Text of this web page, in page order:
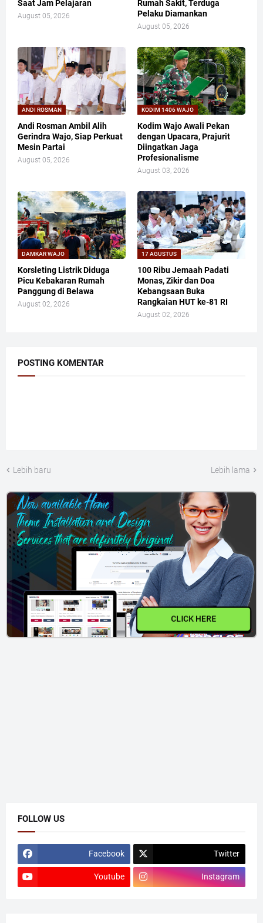
Saat Jam Pelajaran
August 05, 2026
Rumah Sakit, Terduga
Pelaku Diamankan
August 05, 2026
ANDI ROSMAN
Andi Rosman Ambil Alih
Gerindra Wajo, Siap Perkuat
Mesin Partai
August 05, 2026
KODIM 1406 WAJO
Kodim Wajo Awali Pekan
dengan Upacara, Prajurit
Diingatkan Jaga
Profesionalisme
August 03, 2026
DAMKAR WAJO
Korsleting Listrik Diduga
Picu Kebakaran Rumah
Panggung di Belawa
August 02, 2026
17 AGUSTUS
100 Ribu Jemaah Padati
Monas, Zikir dan Doa
Kebangsaan Buka
Rangkaian HUT ke-81 RI
August 02, 2026
POSTING KOMENTAR
Lebih baru Lebih lama
CLICK HERE
FOLLOW US
Facebook Twitter
Youtube Instagram